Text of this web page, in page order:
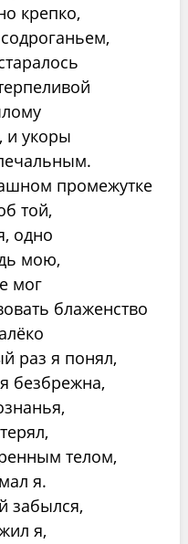
крепко,
и укоры
промежутке
той,
одно
мою,
мог
блаженство
раз я понял,
безбрежна,
телом,
я.
забылся,
я,